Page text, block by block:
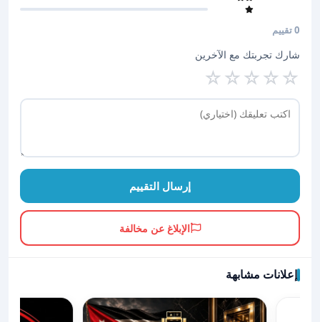
0 تقييم
شارك تجربتك مع الآخرين
☆
☆
☆
☆
☆
إرسال التقييم
الإبلاغ عن مخالفة
إعلانات مشابهة